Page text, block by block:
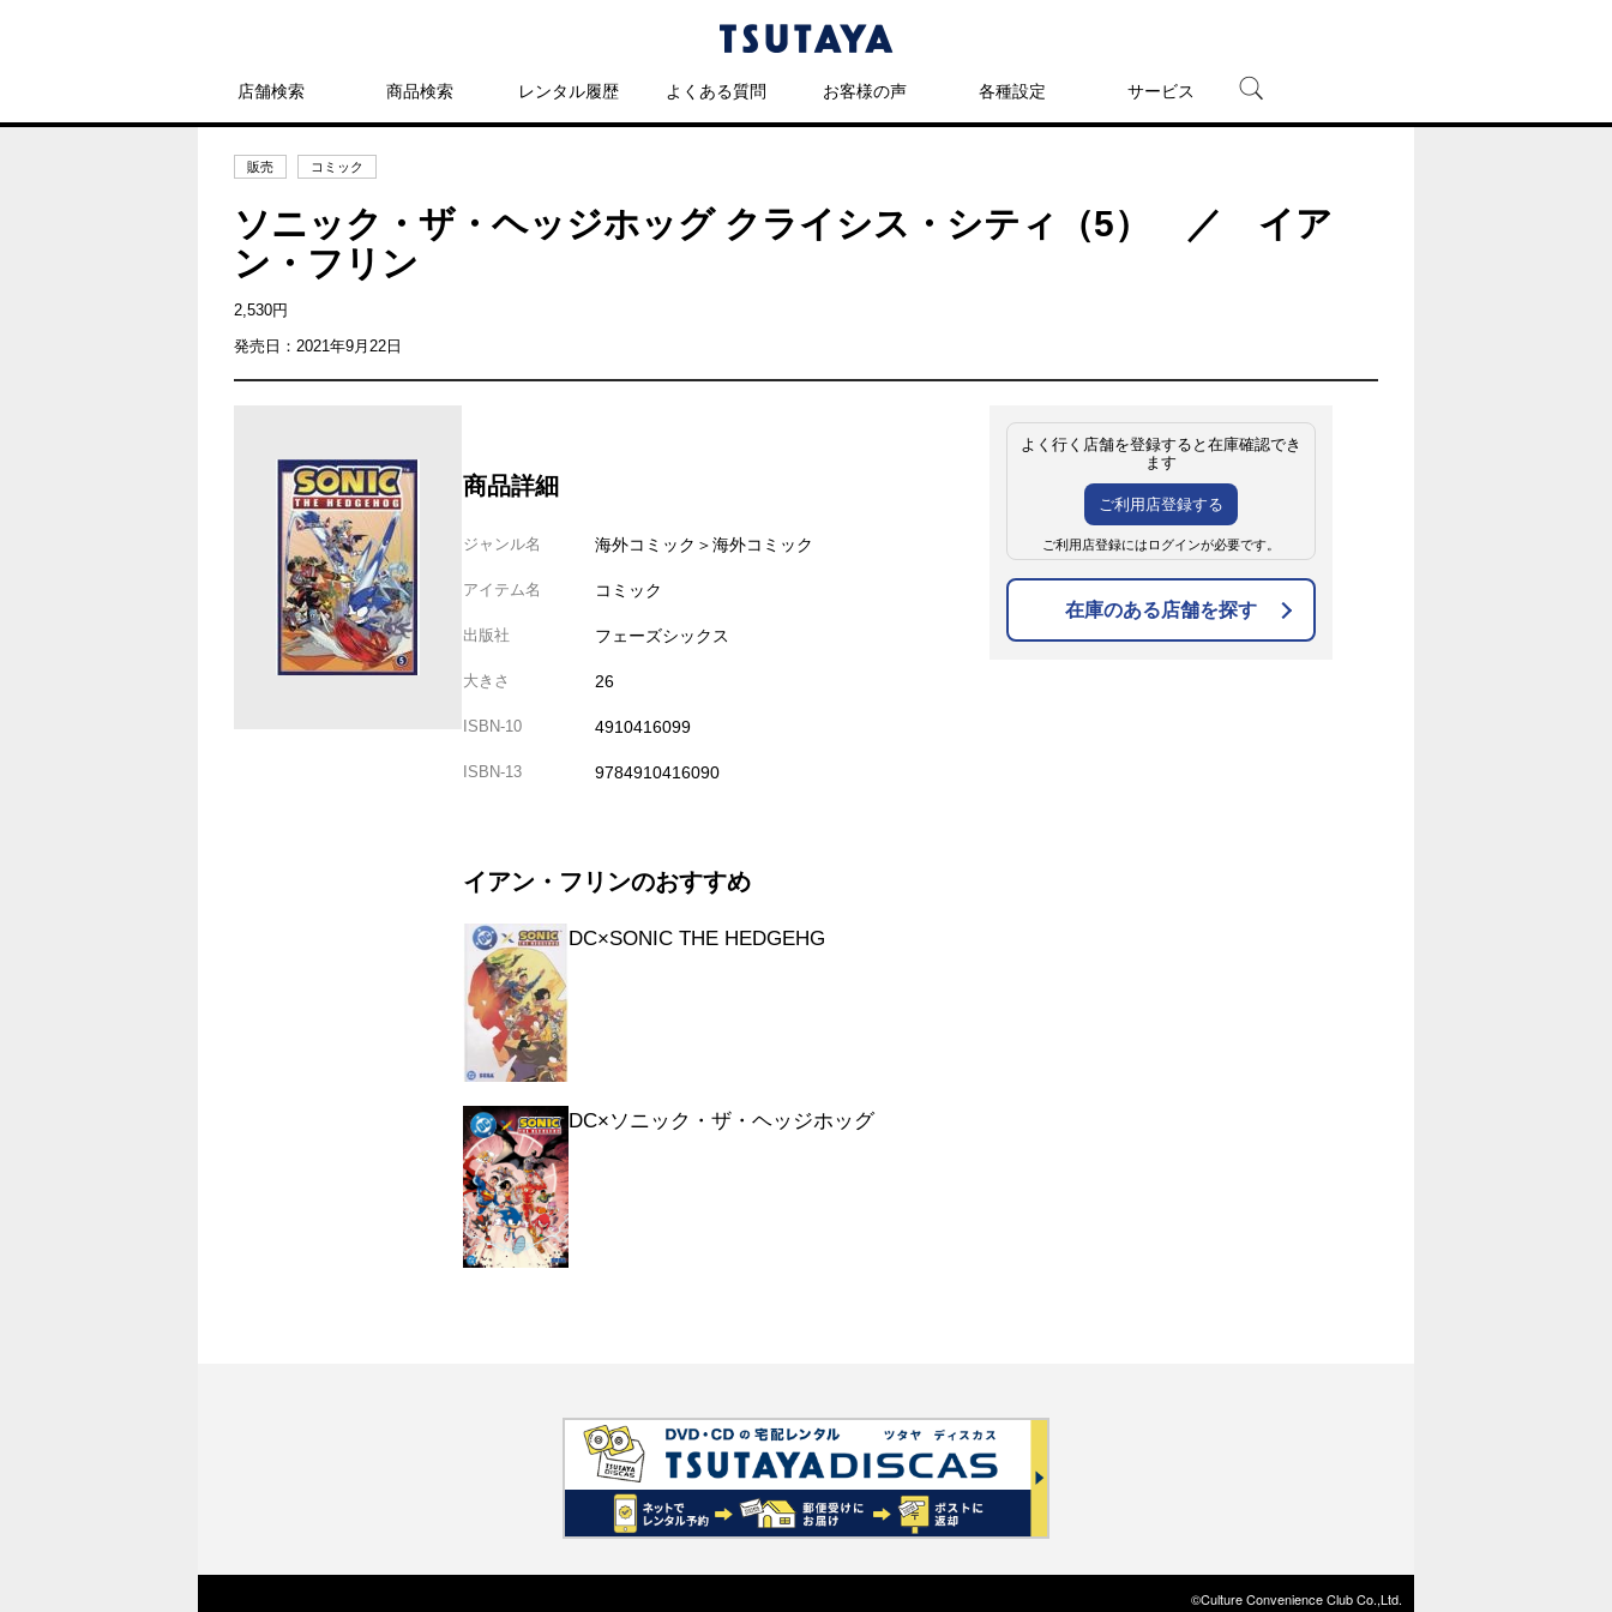
店舗検索 商品検索 レンタル履歴 よくある質問 お客様の声 各種設定 サービス
TSUTAYAプレミアムNEXT
販売 コミック
ソニック・ザ・ヘッジホッグ クライシス・シティ（5） ／ イア
ン・フリン
2,530円
発売日：2021年9月22日
商品詳細
ジャンル名 海外コミック＞海外コミック
アイテム名 コミック
出版社 フェーズシックス
大きさ 26
ISBN-10 4910416099
ISBN-13 9784910416090
イアン・フリンのおすすめ
DC×SONIC THE HEDGEHG
DC×ソニック・ザ・ヘッジホッグ
よく行く店舗を登録すると在庫確認でき
ます
ご利用店登録する
ご利用店登録にはログインが必要です。
在庫のある店舗を探す
©Culture Convenience Club Co.,Ltd.